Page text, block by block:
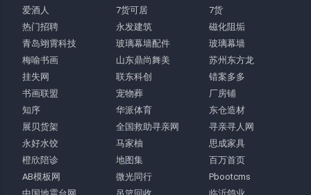
爱酒人
7货可居
7货
热门招聘
永发建筑
磁化阻垢
青岛翊霄科技
玻璃幕墙配件
玻璃幕墙
梅喻书画
山东鼎尚舞美
苏州东方龙
挂失网
联东科创
错案多多
书画联盟
宠物葬
厂房铺
知序
华派体育
东仓造材
展贝货架
全国救助寻亲网
寻亲寻人网
永好水饺
马家柚
思成家具
橙欣陪诊
地图集
百万首页
AB模板网
微光同行
Pbootcms